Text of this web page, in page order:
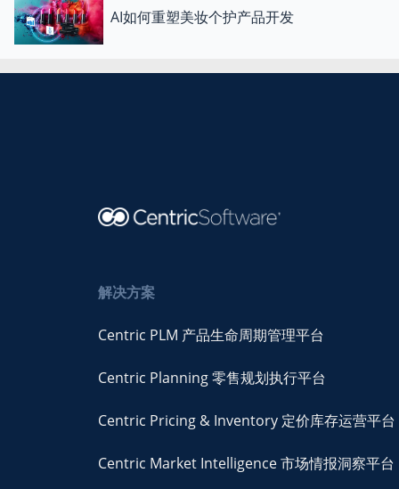
AI如何重塑美妆个护产品开发
解决方案
Centric PLM 产品生命周期管理平台
Centric Planning 零售规划执行平台
Centric Pricing & Inventory 定价库存运营平台
Centric Market Intelligence 市场情报洞察平台